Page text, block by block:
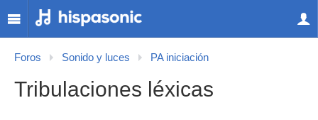
Foros Sonido y luces PA iniciación
Tribulaciones léxicas